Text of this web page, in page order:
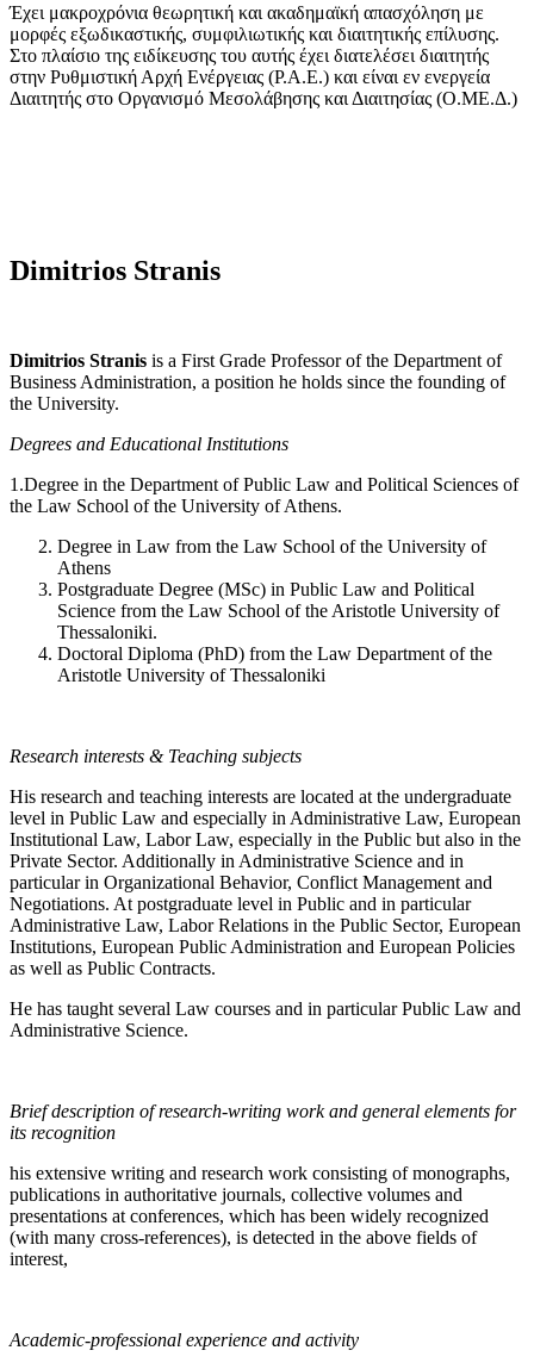
Έχει μακροχρόνια θεωρητική και ακαδημαϊκή απασχόληση με
μορφές εξωδικαστικής, συμφιλιωτικής και διαιτητικής επίλυσης.
Στο πλαίσιο της ειδίκευσης του αυτής έχει διατελέσει διαιτητής
στην Ρυθμιστική Αρχή Ενέργειας (Ρ.Α.Ε.) και είναι εν ενεργεία
Διαιτητής στο Οργανισμό Μεσολάβησης και Διαιτησίας (Ο.ΜΕ.Δ.)
Dimitrios Stranis
Dimitrios Stranis is a First Grade Professor of the Department of
Business Administration, a position he holds since the founding of
the University.
Degrees and Educational Institutions
1.Degree in the Department of Public Law and Political Sciences of
the Law School of the University of Athens.
Degree in Law from the Law School of the University of
Athens
Postgraduate Degree (MSc) in Public Law and Political
Science from the Law School of the Aristotle University of
Thessaloniki.
Doctoral Diploma (PhD) from the Law Department of the
Aristotle University of Thessaloniki
Research interests & Teaching subjects
His research and teaching interests are located at the undergraduate
level in Public Law and especially in Administrative Law, European
Institutional Law, Labor Law, especially in the Public but also in the
Private Sector. Additionally in Administrative Science and in
particular in Organizational Behavior, Conflict Management and
Negotiations. At postgraduate level in Public and in particular
Administrative Law, Labor Relations in the Public Sector, European
Institutions, European Public Administration and European Policies
as well as Public Contracts.
He has taught several Law courses and in particular Public Law and
Administrative Science.
Brief description of research-writing work and general elements for
its recognition
his extensive writing and research work consisting of monographs,
publications in authoritative journals, collective volumes and
presentations at conferences, which has been widely recognized
(with many cross-references), is detected in the above fields of
interest,
Academic-professional experience and activity